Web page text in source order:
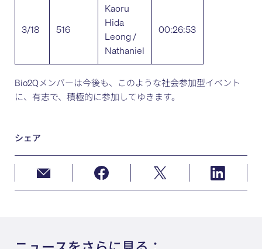
3/18 516
Kaoru
Hida
Leong /
Nathaniel
00:26:53
Bio2Qメンバーは今後も、このような社会参加型イベント
に、有志で、積極的に参加してゆきます。
シェア